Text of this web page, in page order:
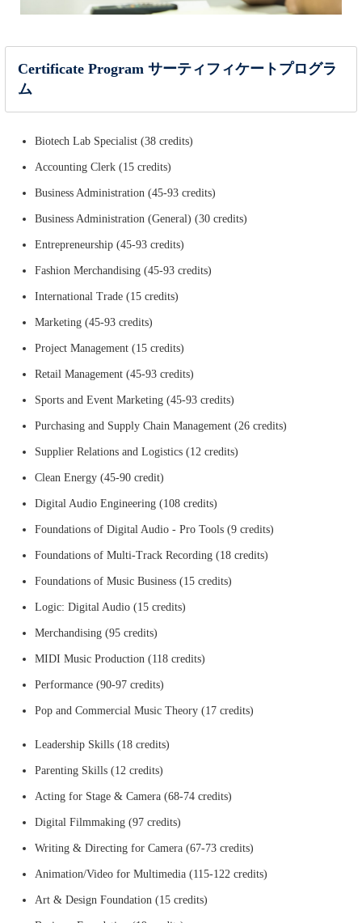
Certificate Program サーティフィケートプログラ
ム
Biotech Lab Specialist (38 credits)
Accounting Clerk (15 credits)
Business Administration (45-93 credits)
Business Administration (General) (30 credits)
Entrepreneurship (45-93 credits)
Fashion Merchandising (45-93 credits)
International Trade (15 credits)
Marketing (45-93 credits)
Project Management (15 credits)
Retail Management (45-93 credits)
Sports and Event Marketing (45-93 credits)
Purchasing and Supply Chain Management (26 credits)
Supplier Relations and Logistics (12 credits)
Clean Energy (45-90 credit)
Digital Audio Engineering (108 credits)
Foundations of Digital Audio - Pro Tools (9 credits)
Foundations of Multi-Track Recording (18 credits)
Foundations of Music Business (15 credits)
Logic: Digital Audio (15 credits)
Merchandising (95 credits)
MIDI Music Production (118 credits)
Performance (90-97 credits)
Pop and Commercial Music Theory (17 credits)
Leadership Skills (18 credits)
Parenting Skills (12 credits)
Acting for Stage & Camera (68-74 credits)
Digital Filmmaking (97 credits)
Writing & Directing for Camera (67-73 credits)
Animation/Video for Multimedia (115-122 credits)
Art & Design Foundation (15 credits)